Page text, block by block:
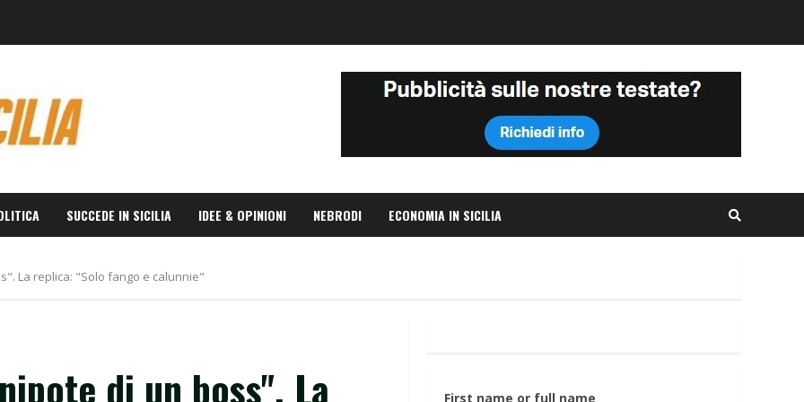
SUCCEDE IN SICILIA IDEE & OPINIONI NEBRODI ECONOMIA IN SICILIA
La replica: "Solo fango e calunnie"
di un boss". La
First name or full name